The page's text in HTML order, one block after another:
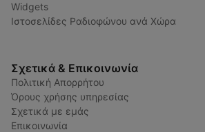
Widgets
Ιστοσελίδες Ραδιοφώνου ανά Χώρα
Σχετικά & Επικοινωνία
Πολιτική Απορρήτου
Όρους χρήσης υπηρεσίας
Σχετικά με εμάς
Επικοινωνία